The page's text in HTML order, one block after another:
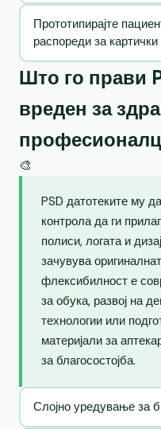
Прототипирајте
распореди за картички
Што го прави
вреден за
🎨
PSD датотеките му
контрола да ги
полиси, логата и
зачувува
флексибилност е
за обука, развој на
технологии или
материјали за
за благосостојба.
Слојно уредување за